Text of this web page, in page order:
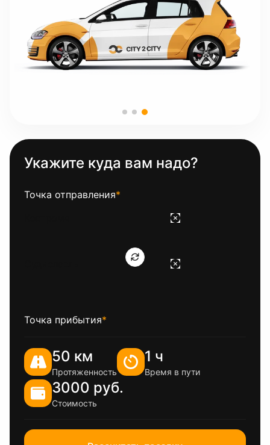
Укажите куда вам надо?
Точка отправления*
Точка прибытия*
50 км
Протяженность
1 ч
Время в пути
3000 руб.
Стоимость